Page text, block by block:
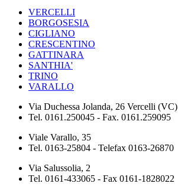
VERCELLI
BORGOSESIA
CIGLIANO
CRESCENTINO
GATTINARA
SANTHIA'
TRINO
VARALLO
Via Duchessa Jolanda, 26 Vercelli (VC)
Tel. 0161.250045 - Fax. 0161.259095
Viale Varallo, 35
Tel. 0163-25804 - Telefax 0163-26870
Via Salussolia, 2
Tel. 0161-433065 - Fax 0161-1828022